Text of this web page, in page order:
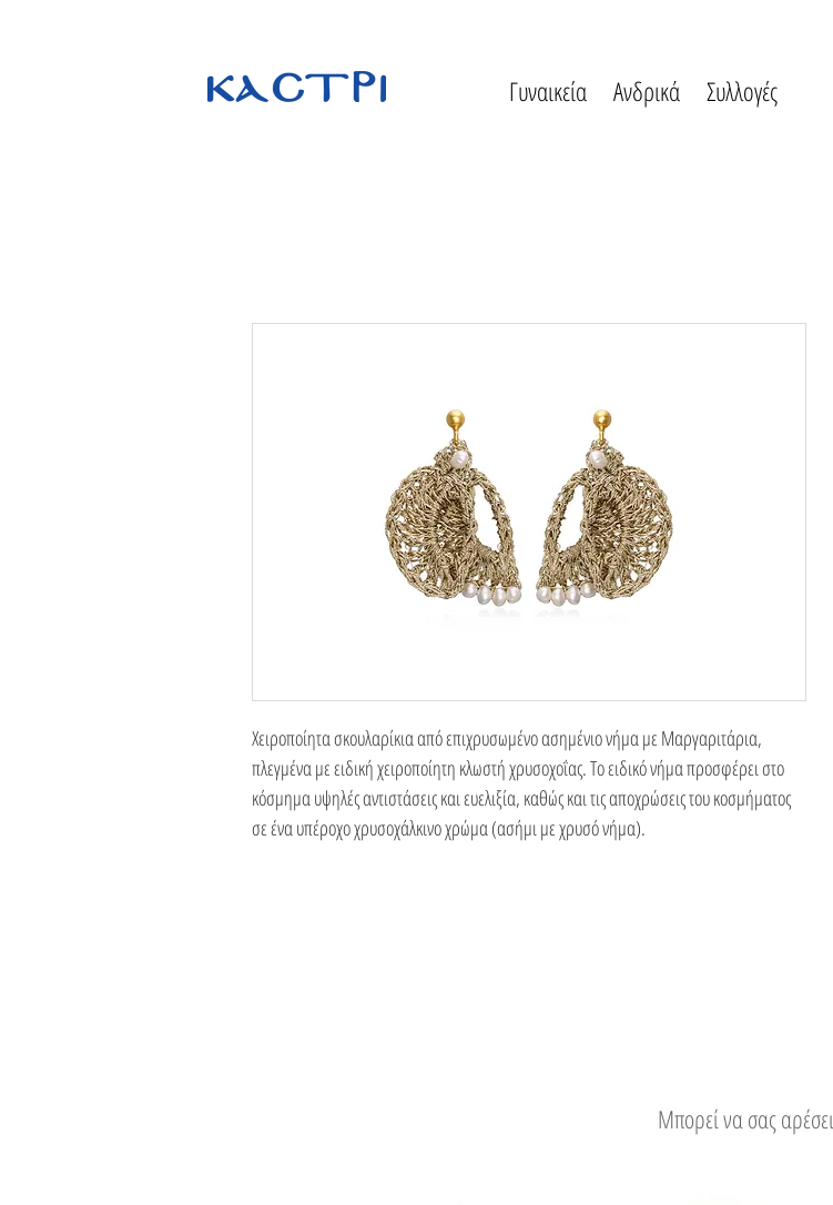
Γυναικεία Ανδρικά Συλλογές
Χειροποίητα σκουλαρίκια από επιχρυσωμένο ασημένιο νήμα με Μαργαριτάρια,
πλεγμένα με ειδική χειροποίητη κλωστή χρυσοχοΐας. Το ειδικό νήμα προσφέρει στο
κόσμημα υψηλές αντιστάσεις και ευελιξία, καθώς και τις αποχρώσεις του κοσμήματος
σε ένα υπέροχο χρυσοχάλκινο χρώμα (ασήμι με χρυσό νήμα).
Μπορεί να σας αρέσει